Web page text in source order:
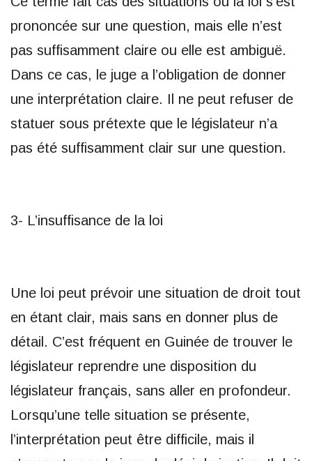
prononcée sur une question, mais elle n’est
pas suffisamment claire ou elle est ambiguë.
Dans ce cas, le juge a l’obligation de donner
une interprétation claire. Il ne peut refuser de
statuer sous prétexte que le législateur n’a
pas été suffisamment clair sur une question.
3- L’insuffisance de la loi
Une loi peut prévoir une situation de droit tout
en étant clair, mais sans en donner plus de
détail. C’est fréquent en Guinée de trouver le
législateur reprendre une disposition du
législateur français, sans aller en profondeur.
Lorsqu’une telle situation se présente,
l’interprétation peut être difficile, mais il